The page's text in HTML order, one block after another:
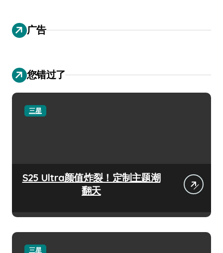
广告
您错过了
三星
S25 Ultra颜值炸裂！定制主题潮
翻天
三星